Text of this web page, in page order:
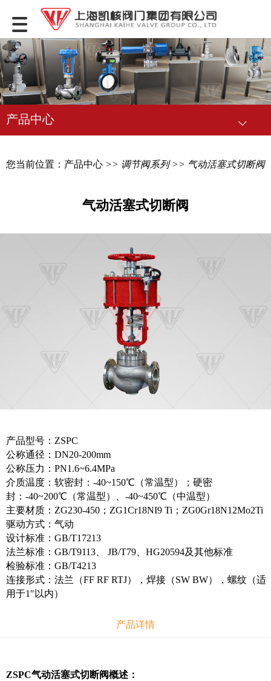
产品中心
您当前位置： 产品中心 >> 调节阀系列>> 气动活塞式切断阀
气动活塞式切断阀
产品型号：ZSPC
公称通径：DN20-200mm
公称压力：PN1.6~6.4MPa
介质温度：软密封：-40~150℃（常温型）；硬密
封：-40~200℃（常温型）、-40~450℃（中温型）
主要材质：ZG230-450；ZG1Cr18NI9 Ti；ZG0Gr18N12Mo2Ti
驱动方式：气动
设计标准：GB/T17213
法兰标准：GB/T9113、 JB/T79、HG20594及其他标准
检验标准：GB/T4213
连接形式：法兰（FF RF RTJ），焊接（SW BW），螺纹（适
用于1″以内）
产品详情
ZSPC气动活塞式切断阀概述：